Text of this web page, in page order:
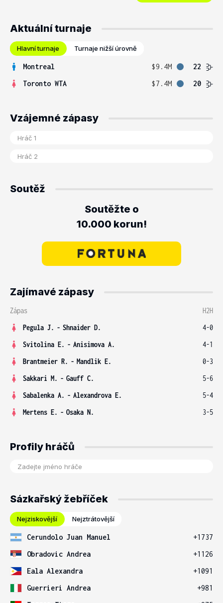
Aktuální turnaje
Hlavní turnaje Turnaje nižší úrovně
Montreal $9.4M
22
Toronto WTA
$7.4M 20
Vzájemné zápasy
Soutěž
Soutěžte o
10.000 korun!
Zajímavé zápasy
Zápas
H2H
Pegula J. - Shnaider D.
4-0
Svitolina E. - Anisimova A.
4-1
Brantmeier R. - Mandlik E.
0-3
Sakkari M. - Gauff C.
5-6
Sabalenka A. - Alexandrova E.
5-4
Mertens E. - Osaka N. 3-5
Profily hráčů
Sázkařský žebříček
Nejziskovější Nejztrátovější
Cerundolo Juan Manuel
+1737
Obradovic Andrea
+1126
Eala Alexandra
+1091
Guerrieri Andrea
+981